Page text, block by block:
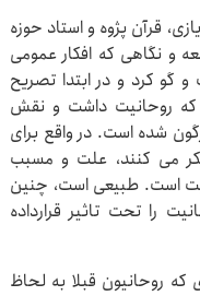
قرآن‌ پژوه و استاد حوزه
و نگاهی که افکار عمومی
و گو کرد و در ابتدا تصریح
که روحانیت داشت و نقش
شده است. در واقع برای
می کنند، علت و مسبب
است. طبیعی است، چنین
را تحت تاثیر قرارداده
روحانیون قبلا به لحاظ